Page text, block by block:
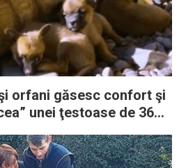
orfani găsesc confort şi
unei ţestoase de 36